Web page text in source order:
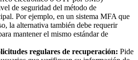
de seguridad del método de
Por ejemplo, en un sistema MFA que
la alternativa también debe requerir
mantener el mismo estándar de
regulares de recuperación: Pide